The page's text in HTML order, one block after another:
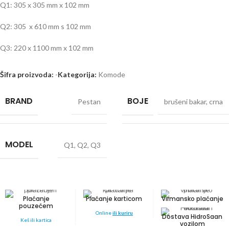
Q1: 305 x 305 mm x 102 mm
Q2: 305 x 610 mm s 102 mm
Q3: 220 x 1100 mm x 102 mm
Šifra proizvoda: -Kategorija: Komode
BRAND Pestan BOJE brušeni bakar, crna
MODEL Q1, Q2, Q3
Plaćanje
pouzećem
Keš ili kartica
Plaćanje karticom
Onlineili kuriru
Virmansko plaćanje
Dostava HidroSaan
vozilom